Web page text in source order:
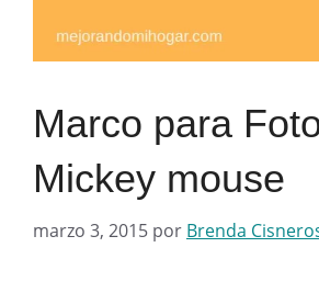
Marco para
Mickey mouse
marzo 3, 2015 por Brenda